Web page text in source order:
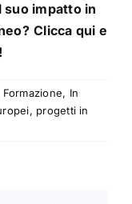
suo impatto in
Clicca qui e
Formazione, In
, progetti in